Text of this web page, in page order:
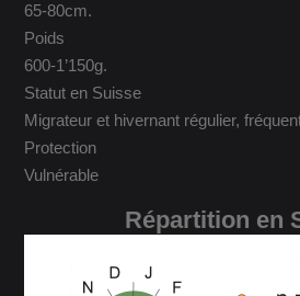
65-80cm.
Poids
600-1’150g.
Statut en Suisse
Migrateur et hivernant régulier,
Protection
Vulnérable
Répartition en